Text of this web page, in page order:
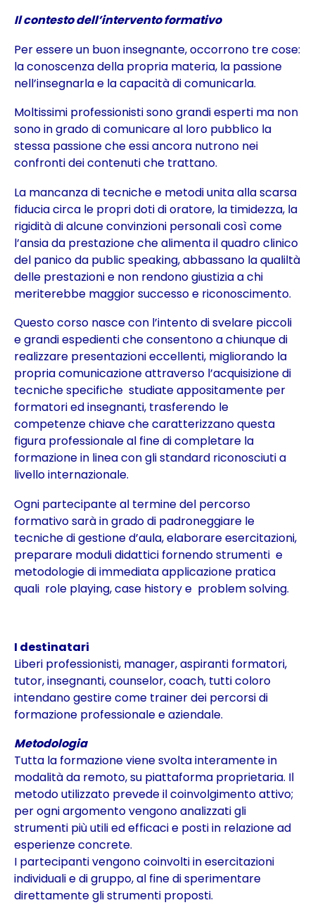
Il contesto dell’intervento formativo
Per essere un buon insegnante, occorrono tre cose:
la conoscenza della propria materia, la passione
nell’insegnarla e la capacità di comunicarla.
Moltissimi professionisti sono grandi esperti ma non
sono in grado di comunicare al loro pubblico la
stessa passione che essi ancora nutrono nei
confronti dei contenuti che trattano.
La mancanza di tecniche e metodi unita alla scarsa
fiducia circa le propri doti di oratore, la timidezza, la
rigidità di alcune convinzioni personali così come
l’ansia da prestazione che alimenta il quadro clinico
del panico da public speaking, abbassano la qualiltà
delle prestazioni e non rendono giustizia a chi
meriterebbe maggior successo e riconoscimento.
Questo corso nasce con l’intento di svelare piccoli
e grandi espedienti che consentono a chiunque di
realizzare presentazioni eccellenti, migliorando la
propria comunicazione attraverso l’acquisizione di
tecniche specifiche studiate appositamente per
formatori ed insegnanti, trasferendo le
competenze chiave che caratterizzano questa
figura professionale al fine di completare la
formazione in linea con gli standard riconosciuti a
livello internazionale.
Ogni partecipante al termine del percorso
formativo sarà in grado di padroneggiare le
tecniche di gestione d’aula, elaborare esercitazioni,
preparare moduli didattici fornendo strumenti e
metodologie di immediata applicazione pratica
quali role playing, case history e problem solving.
I destinatari
Liberi professionisti, manager, aspiranti formatori,
tutor, insegnanti, counselor, coach, tutti coloro
intendano gestire come trainer dei percorsi di
formazione professionale e aziendale.
Metodologia
Tutta la formazione viene svolta interamente in
modalità da remoto, su piattaforma proprietaria. Il
metodo utilizzato prevede il coinvolgimento attivo;
per ogni argomento vengono analizzati gli
strumenti più utili ed efficaci e posti in relazione ad
esperienze concrete.
I partecipanti vengono coinvolti in esercitazioni
individuali e di gruppo, al fine di sperimentare
direttamente gli strumenti proposti.